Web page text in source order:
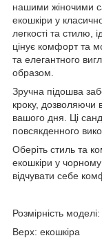
нашими жіночими
екошкіри у
легкості та стилю,
цінує комфорт та
та елегантного
образом.
Зручна підошва
кроку,
вашого дня. Ці
повсякденного
Оберіть стиль та
екошкіри у
відчувати себе
Розмірність
Верх: екошкіра